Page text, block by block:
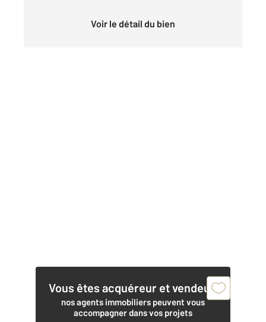
Voir le détail du bien
Vous êtes acquéreur et vendeur,
nos agents immobiliers peuvent vous
accompagner dans vos projets